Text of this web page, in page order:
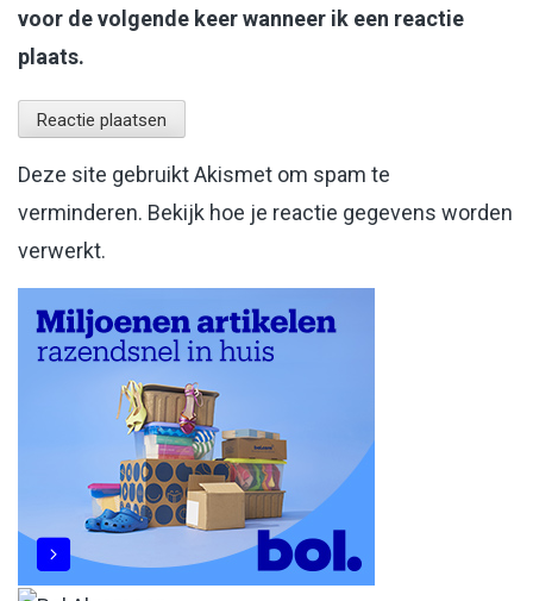
voor de volgende keer wanneer ik een reactie
plaats.
Deze site gebruikt Akismet om spam te
verminderen. Bekijk hoe je reactie gegevens worden
verwerkt.